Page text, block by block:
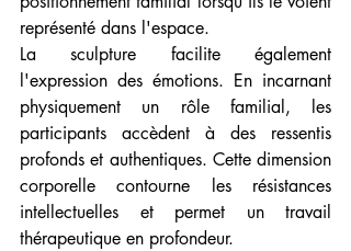
représenté dans l'espace.
La sculpture facilite également
l'expression des émotions. En incarnant
physiquement un rôle familial, les
participants accèdent à des ressentis
profonds et authentiques. Cette dimension
corporelle contourne les résistances
intellectuelles et permet un travail
thérapeutique en profondeur.